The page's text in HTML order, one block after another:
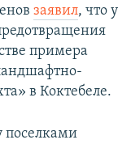
заявил, что у
примера
в Коктебеле.
поселками